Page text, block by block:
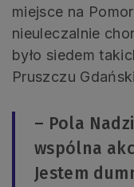
miejsce na
nieuleczalnie
było siedem
Pruszczu
– Pola
wspólna
Jestem